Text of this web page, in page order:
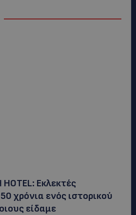
HOTEL: Εκλεκτές
χρόνια ενός ιστορικού
είδαμε